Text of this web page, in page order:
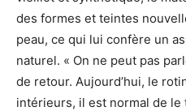
des formes et teintes
peau, ce qui lui confère un
naturel. « On ne peut pas
de retour. Aujourd’hui, le
intérieurs, il est normal de le